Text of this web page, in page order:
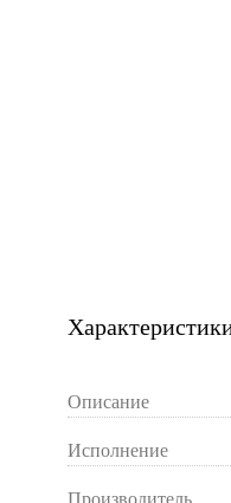
Описание
Исполнение
Производитель